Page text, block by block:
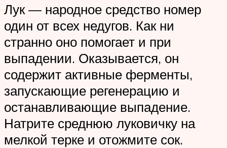
Лук — народное средство номер
один от всех недугов. Как ни
странно оно помогает и при
выпадении. Оказывается, он
содержит активные ферменты,
запускающие регенерацию и
останавливающие выпадение.
Натрите среднюю луковичку на
мелкой терке и отожмите сок.